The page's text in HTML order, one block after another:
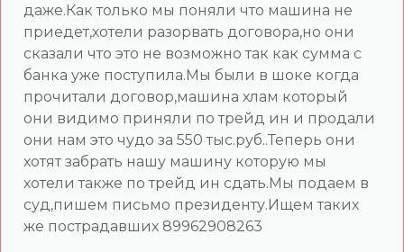
даже.Как только мы поняли что машина не
приедет,хотели разорвать договора,но они
сказали что это не возможно так как сумма с
банка уже поступила.Мы были в шоке когда
прочитали договор,машина хлам который
они видимо приняли по трейд ин и продали
они нам это чудо за 550 тыс.руб..Теперь они
хотят забрать нашу машину которую мы
хотели также по трейд ин сдать.Мы подаем в
суд,пишем письмо президенту.Ищем таких
же пострадавших 89962908263